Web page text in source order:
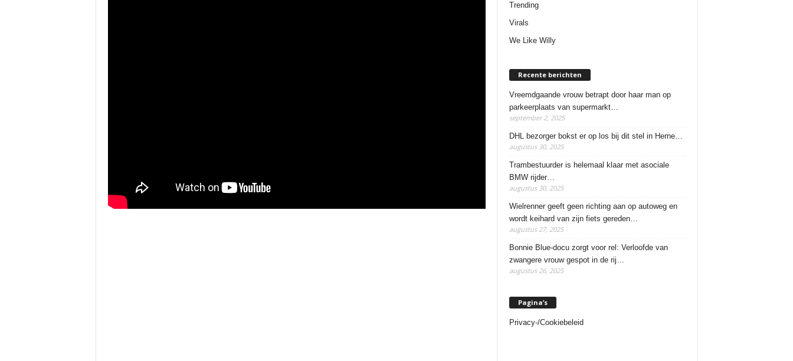
Trending
Virals
We Like Willy
Recente berichten
Vreemdgaande vrouw betrapt door haar man op
parkeerplaats van supermarkt…
september 2, 2025
DHL bezorger bokst er op los bij dit stel in Herne…
augustus 30, 2025
Trambestuurder is helemaal klaar met asociale
BMW rijder…
augustus 30, 2025
Wielrenner geeft geen richting aan op autoweg en
wordt keihard van zijn fiets gereden…
augustus 27, 2025
Bonnie Blue-docu zorgt voor rel: Verloofde van
zwangere vrouw gespot in de rij…
augustus 26, 2025
Pagina’s
Privacy-/Cookiebeleid